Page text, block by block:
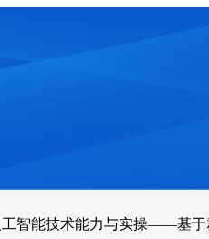
工智能技术能力与实操——基于